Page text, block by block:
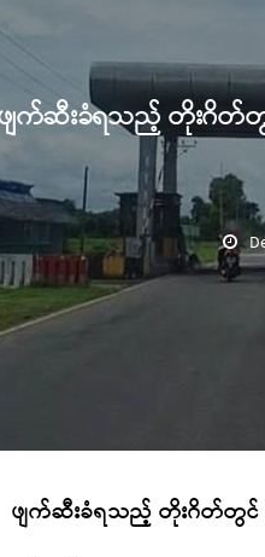
ျက်ဆီးခံရသည့် တိုးဂိတ်တွ
ဖျက်ဆီးခံရသည့် တိုးဂိတ်တွင်